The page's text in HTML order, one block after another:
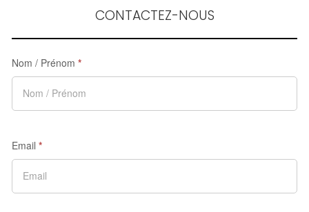
CONTACTEZ-NOUS
Nom / Prénom *
Email *